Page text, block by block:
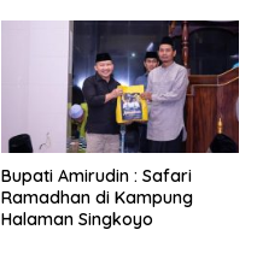
Bupati Amirudin : Safari
Ramadhan di Kampung
Halaman Singkoyo